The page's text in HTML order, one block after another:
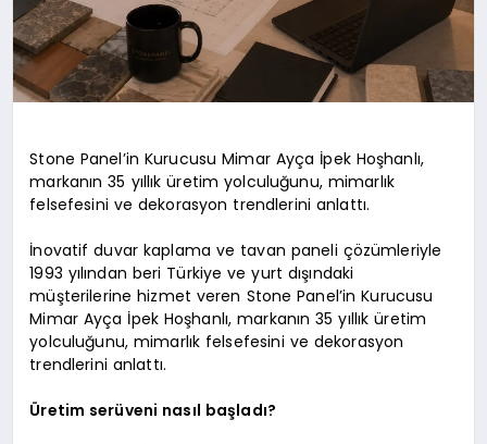
Stone Panel’in Kurucusu Mimar Ayça İpek Hoşhanlı,
markanın 35 yıllık üretim yolculuğunu, mimarlık
felsefesini ve dekorasyon trendlerini anlattı.
İnovatif duvar kaplama ve tavan paneli çözümleriyle
1993 yılından beri Türkiye ve yurt dışındaki
müşterilerine hizmet veren Stone Panel’in Kurucusu
Mimar Ayça İpek Hoşhanlı, markanın 35 yıllık üretim
yolculuğunu, mimarlık felsefesini ve dekorasyon
trendlerini anlattı.
Üretim serüveni nasıl başladı?